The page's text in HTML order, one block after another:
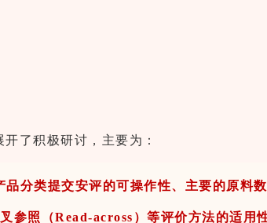
了积极研讨，主要为：
分类提交安评的可操作性、主要的原料
参照（Read-across）等评价方法的适用